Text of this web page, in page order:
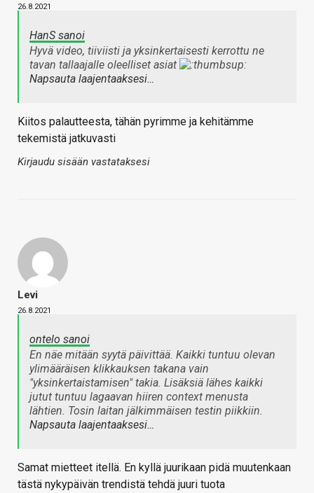
26.8.2021
HanS sanoi
Hyvä video, tiiviisti ja yksinkertaisesti kerrottu ne
tavan tallaajalle oleelliset asiat
Napsauta laajentaaksesi…
Kiitos palautteesta, tähän pyrimme ja kehitämme
tekemistä jatkuvasti
Kirjaudu sisään vastataksesi
Levi
26.8.2021
ontelo sanoi
En näe mitään syytä päivittää. Kaikki tuntuu olevan
ylimääräisen klikkauksen takana vain
"yksinkertaistamisen" takia. Lisäksiä lähes kaikki
jutut tuntuu lagaavan hiiren context menusta
lähtien. Tosin laitan jälkimmäisen testin piikkiin.
Napsauta laajentaaksesi…
Samat mietteet itellä. En kyllä juurikaan pidä muutenkaan
tästä nykypäivän trendistä tehdä juuri tuota